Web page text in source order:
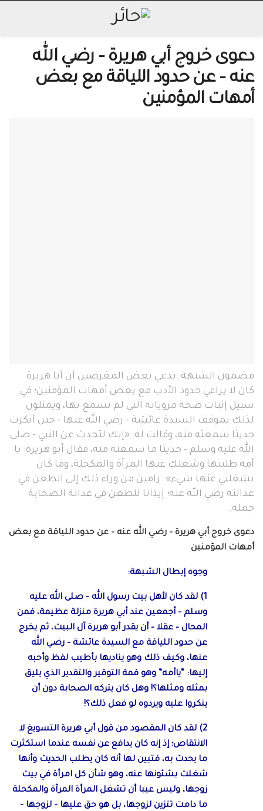
دعوى خروج أبي هريرة – رضي الله
عنه – عن حدود اللياقة مع بعض
أمهات المؤمنين
مضمون الشبهة: يدعي بعض المغرضين أن أبا هريرة
كان لا يراعي حدود الأدب مع بعض أمهات المؤمنين؛ في
سبيل إثبات صحة مروياته التي لم نسمع بها، ويمثلون
لذلك بموقف السيدة عائشة - رضي الله عنها - حين أنكرت
حديثا سمعته منه، وقالت له: «إنك لتحدث عن النبي - صلى
الله عليه وسلم - حديثا ما سمعته منه، فقال أبو هريرة: يا
أمه طلبتها وشغلك عنها المرآة والمكحلة، وما كان
يشغلني عنها شيء». رامين من وراء ذلك إلى الطعن في
عدالته رضي الله عنه؛ إيذانا للطعن في عدالة الصحابة
جملة.
دعوى خروج أبي هريرة – رضي الله عنه – عن حدود اللياقة مع بعض
أمهات المؤمنين
وجوه إبطال الشبهة:
1) لقد كان لأهل بيت رسول الله – صلى الله عليه
وسلم – أجمعين عند أبي هريرة منزلة عظيمة، فمن
المحال – عقلا – أن يقدر أبو هريرة آل البيت، ثم يخرج
عن حدود اللياقة مع السيدة عائشة – رضي الله
عنها، وكيف ذلك وهو يناديها بأطيب لفظ وأحبه
إليها: “ياأمه” وهو قمة التوقير والتقدير الذي يليق
بمثله ومثلها؟! وهل كان يتركه الصحابة دون أن
ينكروا عليه ويردوه لو فعل ذلك؟!
2) لقد كان المقصود من قول أبي هريرة التسويغ لا
الانتقاص؛ إذ إنه كان يدافع عن نفسه عندما استكثرت
ما يحدث به، فتبين لها أنه كان يطلب الحديث وأنها
شغلت بشئونها عنه، وهو شأن كل امرأة في بيت
زوجها، وليس عيبا أن تشغل المرأة المرآة والمكحلة
ما دامت تتزين لزوجها، بل هو حق عليها – لزوجها –